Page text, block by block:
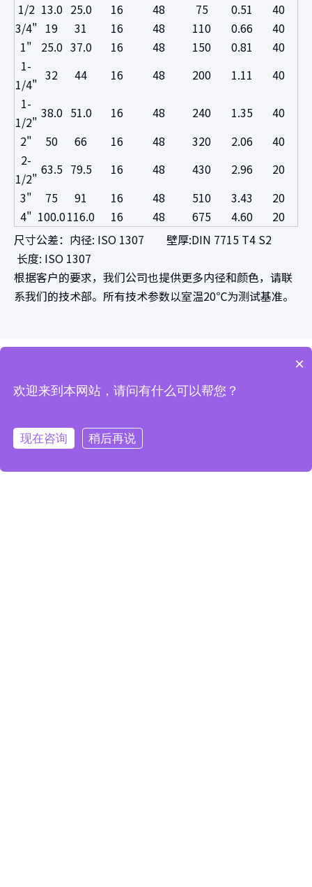
1/2 13.0 25.0 16 48 75 0.51
40
3/4" 19 31 16 48 110 0.66
40
1"
25.0 37.0 16 48 150 0.81
40
1-
1/4"
32 44 16 48 200 1.11
40
1-
1/2"
38.0 51.0 16 48 240 1.35
40
2"
50 66 16 48 320 2.06
40
2-
1/2"
63.5 79.5 16 48 430 2.96
20
3"
75 91 16 48 510 3.43
20
4" 100.0116.0 16 48 675 4.60
20
尺寸公差：内径: ISO 1307 壁厚:DIN 7715 T4 S2
长度: ISO 1307
根据客户的要求，我们公司也提供更多内径和颜色，请联
系我们的技术部。所有技术参数以室温20℃为测试基准。
免费获取产品报价
服务，欢迎拨打 服务热线：
产品查询
13338877447
0523-84527258
jjdaming@163.com
×
欢迎来到本网站，请问有什么可以帮您？
现在咨询 稍后再说